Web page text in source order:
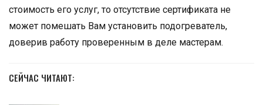
стоимость его услуг, то отсутствие сертификата не
может помешать Вам установить подогреватель,
доверив работу проверенным в деле мастерам.
СЕЙЧАС ЧИТАЮТ: